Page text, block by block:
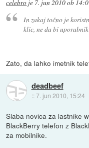
celebro je 7. jun 2010 ob
In zakaj točno je
klic, ne da bi
Zato, da lahko imetnik
deadbeef
::7. jun 2010, 15:24
Slaba novica za lastnike
BlackBerry telefon z
za mobilnike.